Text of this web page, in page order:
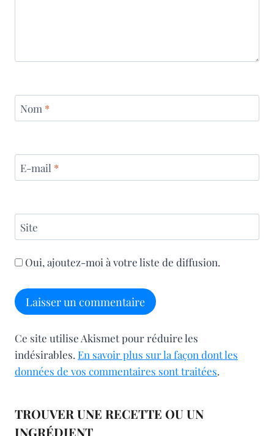
Nom *
E-mail *
Site
Oui, ajoutez-moi à votre liste de diffusion.
Ce site utilise Akismet pour réduire les
indésirables. En savoir plus sur la façon dont les
données de vos commentaires sont traitées.
TROUVER UNE RECETTE OU UN
INGRÉDIENT